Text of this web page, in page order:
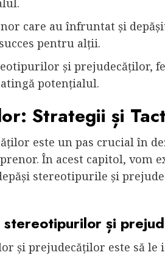
care au înfruntat și
pentru alții.
și prejudecăților,
potențialul.
Strategii și
este un pas crucial în
În acest capitol, vom
stereotipurile și
și
și prejudecăților este să le